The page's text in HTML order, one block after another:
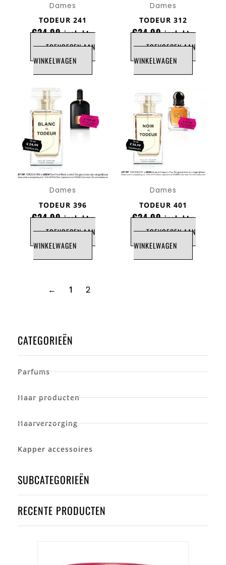
Dames
TODEUR 241
€24,99 incl. btw
TOEVOEGEN AAN
WINKELWAGEN
Dames
TODEUR 312
€24,99 incl. btw
TOEVOEGEN AAN
WINKELWAGEN
Dames
TODEUR 396
€24,99 incl. btw
TOEVOEGEN AAN
WINKELWAGEN
Dames
TODEUR 401
€24,99 incl. btw
TOEVOEGEN AAN
WINKELWAGEN
← 1 2
CATEGORIEËN
Parfums
Haar producten
Haarverzorging
Kapper accessoires
SUBCATEGORIEËN
RECENTE PRODUCTEN